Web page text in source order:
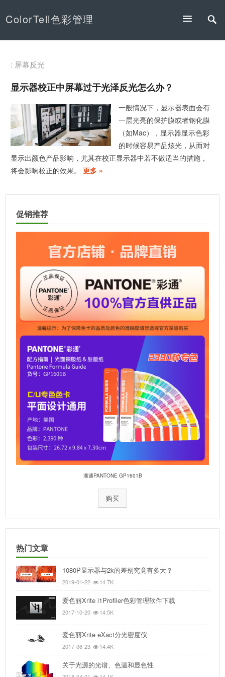
ColorTell色彩管理
: 屏幕反光
显示器校正中屏幕过于光泽反光怎么办？
一般情况下，显示器表面会有
一层光亮的保护膜或者钢化膜
（如Mac），显示器显示色彩
的时候容易产品炫光，从而对
显示出颜色产品影响，尤其在校正显示器中若不做适当的措施，
将会影响校正的效果。
更多 »
促销推荐
潘通PANTONE GP1601B
购买
热门文章
1080P显示器与2k的差别究竟有多大？
2019-01-22 14.7K
爱色丽Xrite i1Profiler色彩管理软件下载
2017-10-20 14.5K
爱色丽Xrite eXact分光密度仪
2017-06-23 14.4K
关于光源的光谱、色温和显色性